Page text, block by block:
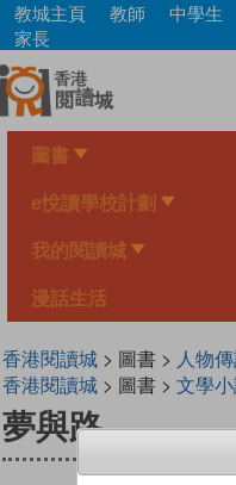
Skip
main
content
教城主頁 教師 中學生
家長
圖書
e悅讀學校計劃
我的閱讀城
漫話生活
香港閱讀城> 圖書 > 人物
香港閱讀城> 圖書 > 文學
夢與路